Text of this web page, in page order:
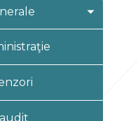
al RM
ale